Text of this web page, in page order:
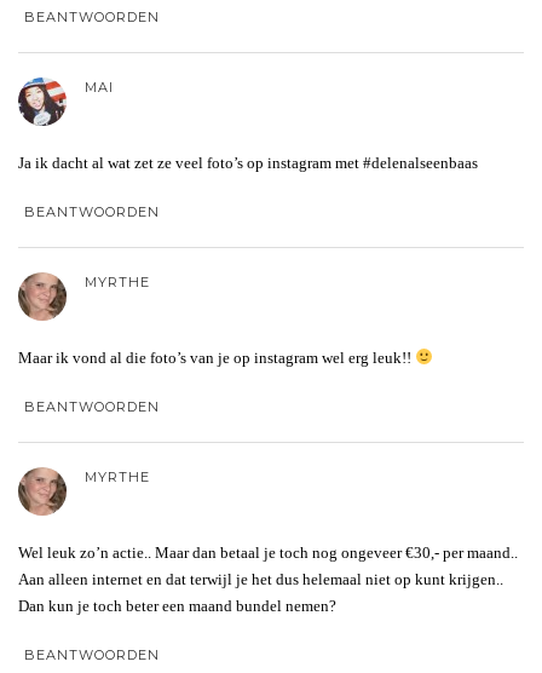
BEANTWOORDEN
MAI
Ja ik dacht al wat zet ze veel foto’s op instagram met #delenalseenbaas
BEANTWOORDEN
MYRTHE
Maar ik vond al die foto’s van je op instagram wel erg leuk!!
BEANTWOORDEN
MYRTHE
Wel leuk zo’n actie.. Maar dan betaal je toch nog ongeveer €30,- per maand..
Aan alleen internet en dat terwijl je het dus helemaal niet op kunt krijgen..
Dan kun je toch beter een maand bundel nemen?
BEANTWOORDEN